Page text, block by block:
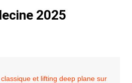
2025
et lifting deep plane sur